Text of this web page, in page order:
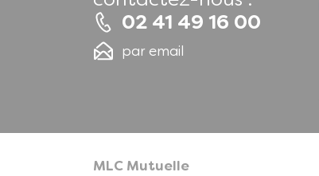
02 41 49 16 00
par email
MLC Mutuelle